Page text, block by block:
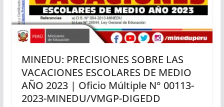
MINEDU: PRECISIONES SOBRE LAS
VACACIONES ESCOLARES DE MEDIO
AÑO 2023 | Oficio Múltiple N° 00113-
2023-MINEDU/VMGP-DIGEDD